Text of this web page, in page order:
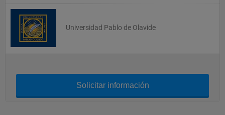
Universidad Pablo de Olavide
Solicitar información